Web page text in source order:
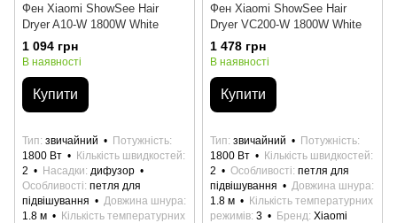
Фен Xiaomi ShowSee Hair
Dryer A10-W 1800W White
1 094 грн
В наявності
Купити
Тип звичайний
Потужність
1800 Вт
Кількість швидкостей
2
Насадки дифузор
Особливості петля для
підвішування
Довжина шнура
1.8 м
Кількість температурних
Фен Xiaomi ShowSee Hair
Dryer VC200-W 1800W White
1 478 грн
В наявності
Купити
Тип звичайний
Потужність
1800 Вт
Кількість швидкостей
2
Особливості петля для
підвішування
Довжина шнура
1.8 м
Кількість температурних
режимів 3 Бренд Xiaomi